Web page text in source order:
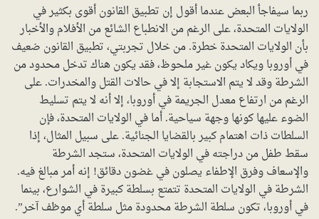
ربما سيفاجأ البعض عندما أقول إن تطبيق القانون أقوى بكثير في
الولايات المتحدة، على الرغم من الانطباع الشائع من الأفلام والأخبار
بأن الولايات المتحدة خطرة. من خلال تجربتي، تطبيق القانون ضعيف
في أوروبا ويكاد يكون غير ملحوظ، فقد يكون هناك تدخل محدود من
الشرطة وقد لا يتم الاستجابة إلا في حالات القتل والمخدرات. على
الرغم من ارتفاع معدل الجريمة في أوروبا، إلا أنه لا يتم تسليط
الضوء عليها كونها وجهة سياحية. أما في الولايات المتحدة، فإن
السلطات ذات اهتمام كبير بالقضايا الجنائية. على سبيل المثال، إذا
سقط طفل من دراجته في الولايات المتحدة، ستجد الشرطة
والإسعاف وفرق الإطفاء يصلون في غضون دقائق! إنه أمر مبالغ فيه.
الشرطة في الولايات المتحدة تتمتع بسلطة كبيرة في الشوارع، بينما
في أوروبا، تكون سلطة الشرطة محدودة مثل سلطة أي موظف آخر”.